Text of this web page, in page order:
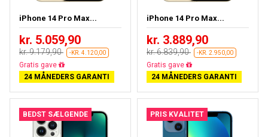
iPhone 14 Pro Max...
kr. 5.059,90
kr. 9.179,90 -KR. 4.120,00
Gratis fragt
24 MÅNEDERS GARANTI
iPhone 14 Pro Max...
kr. 3.889,90
kr. 6.839,90 -KR. 2.950,00
Gratis fragt
24 MÅNEDERS GARANTI
BEDST SÆLGENDE PRIS KVALITET